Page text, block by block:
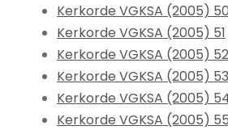
Kerkorde VGKSA (2005) 50
Kerkorde VGKSA (2005) 51
Kerkorde VGKSA (2005) 52
Kerkorde VGKSA (2005) 53
Kerkorde VGKSA (2005)
Kerkorde VGKSA (2005) 55